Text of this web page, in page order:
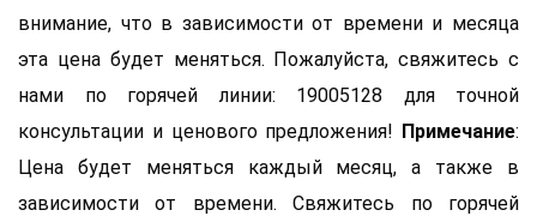
внимание, что в зависимости от времени и месяца
эта цена будет меняться. Пожалуйста, свяжитесь с
нами по горячей линии: 19005128 для точной
консультации и ценового предложения! Примечание:
Цена будет меняться каждый месяц, а также в
зависимости от времени. Свяжитесь по горячей